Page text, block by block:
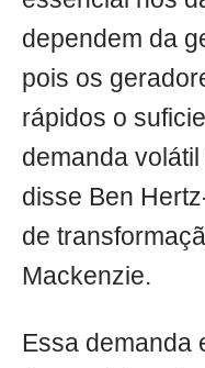
dependem da
pois os
rápidos o
demanda
disse Ben
de
Mackenzie.
Essa demanda